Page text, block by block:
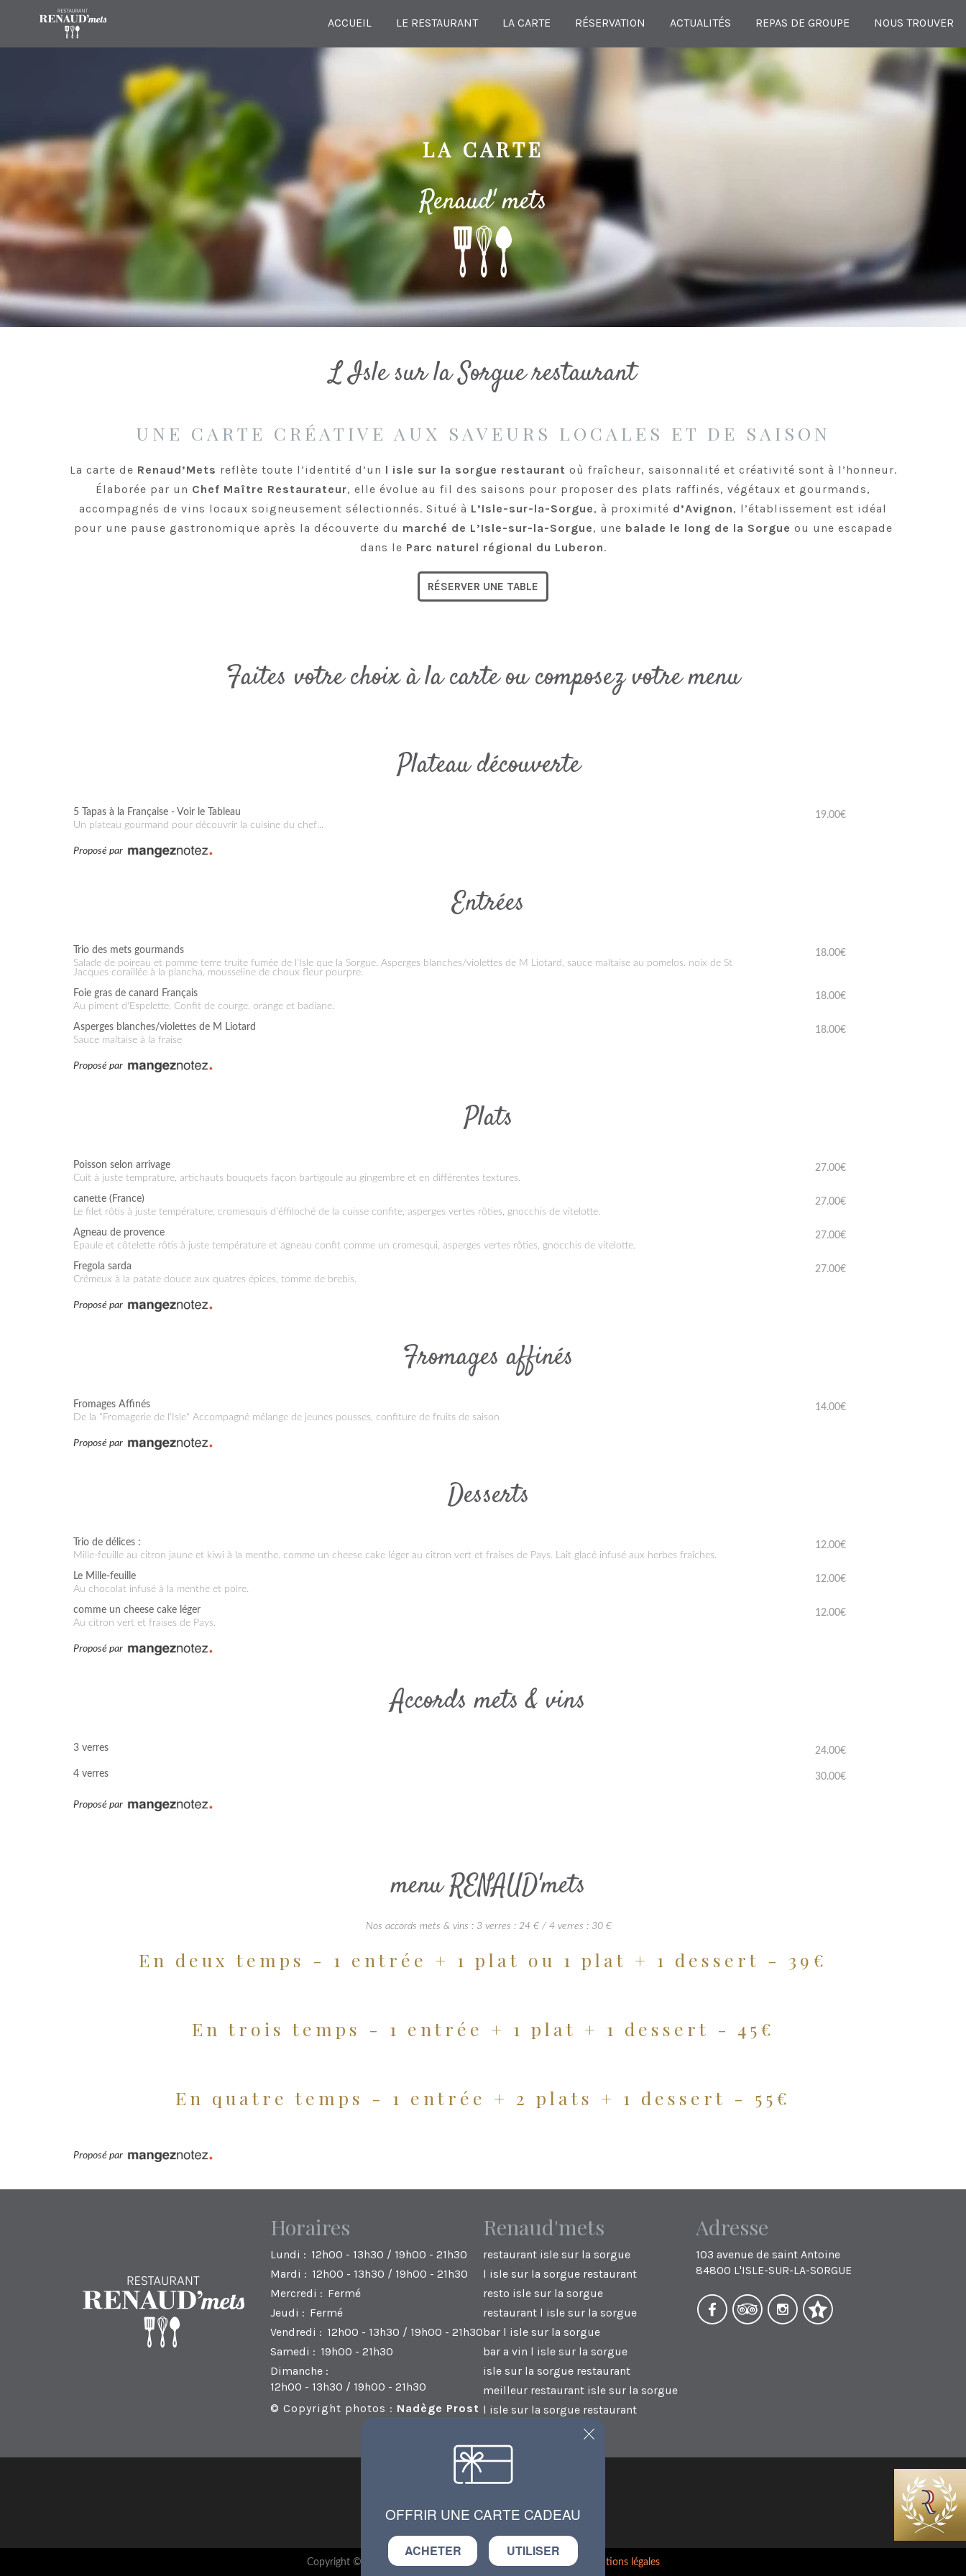
ACCUEIL LE RESTAURANT LA CARTE RÉSERVATION ACTUALITÉS REPAS DE GROUPE NOUS TROUVER
LA CARTE
Renaud' mets
L Isle sur la Sorgue restaurant
UNE CARTE CRÉATIVE AUX SAVEURS LOCALES ET DE SAISON
La carte de Renaud’Mets reflète toute l’identité d’un l isle sur la sorgue restaurant où fraîcheur, saisonnalité et créativité sont à l’honneur.
Élaborée par un Chef Maître Restaurateur, elle évolue au fil des saisons pour proposer des plats raffinés, végétaux et gourmands,
accompagnés de vins locaux soigneusement sélectionnés. Situé à L’Isle-sur-la-Sorgue, à proximité d’Avignon, l’établissement est idéal
pour une pause gastronomique après la découverte du marché de L’Isle-sur-la-Sorgue, une balade le long de la Sorgue ou une escapade
dans le Parc naturel régional du Luberon.
RÉSERVER UNE TABLE
Faites votre choix à la carte ou composez votre menu
Plateau découverte
5 Tapas à la Française - Voir le Tableau
Un plateau gourmand pour découvrir la cuisine du chef...
19.00€
Proposé par
Entrées
Trio des mets gourmands
Salade de poireau et pomme terre truite fumée de l’Isle que la Sorgue. Asperges blanches/violettes de M Liotard, sauce maltaise au pomelos. noix de St
Jacques coraillée à la plancha, mousseline de choux fleur pourpre.
18.00€
Foie gras de canard Français
au piment d'Espelette, Confit de courge, orange et badiane.
18.00€
Asperges blanches/violettes de M Liotard
sauce maltaise à la fraise
18.00€
Proposé par
Plats
Poisson selon arrivage
Cuit à juste temprature, artichauts bouquets façon bartigoule au gingembre et en différentes textures.
27.00€
canette (France)
le filet rôtis à juste température, cromesquis d’éffiloché de la cuisse confite, asperges vertes rôties, gnocchis de vitelotte.
27.00€
Agneau de provence
Epaule et côtelette rôtis à juste température et agneau confit comme un cromesqui, asperges vertes rôties, gnocchis de vitelotte.
27.00€
Fregola sarda
Crémeux à la patate douce aux quatres épices, tomme de brebis.
27.00€
Proposé par
Fromages affinés
Fromages Affinés
De la "Fromagerie de l'Isle" Accompagné mélange de jeunes pousses, confiture de fruits de saison
14.00€
Proposé par
Desserts
Trio de délices :
Mille-feuille au citron jaune et kiwi à la menthe. comme un cheese cake léger au citron vert et fraises de Pays. Lait glacé infusé aux herbes fraîches.
12.00€
Le Mille-feuille
au chocolat infusé à la menthe et poire.
12.00€
comme un cheese cake léger
au citron vert et fraises de Pays.
12.00€
Proposé par
Accords mets & vins
3 verres 24.00€
4 verres 30.00€
Proposé par
menu RENAUD'mets
Nos accords mets & vins : 3 verres : 24 € / 4 verres : 30 €
En deux temps - 1 entrée + 1 plat ou 1 plat + 1 dessert - 39€
En trois temps - 1 entrée + 1 plat + 1 dessert - 45€
En quatre temps - 1 entrée + 2 plats + 1 dessert - 55€
Proposé par
Horaires
Lundi : 12h00 - 13h30 / 19h00 - 21h30
Mardi : 12h00 - 13h30 / 19h00 - 21h30
Mercredi : Fermé
Jeudi : Fermé
Vendredi : 12h00 - 13h30 / 19h00 - 21h30
Samedi : 19h00 - 21h30
Dimanche :
12h00 - 13h30 / 19h00 - 21h30
© Copyright photos : Nadège Prost
Renaud'mets
restaurant isle sur la sorgue
l isle sur la sorgue restaurant
resto isle sur la sorgue
restaurant l isle sur la sorgue
bar l isle sur la sorgue
bar a vin l isle sur la sorgue
isle sur la sorgue restaurant
meilleur restaurant isle sur la sorgue
l isle sur la sorgue restaurant
Adresse
103 avenue de saint Antoine
84800 L'ISLE-SUR-LA-SORGUE
Copyright © 2026 Renaud'mets - Site web créé par RestoPro- mentions légales
OFFRIR UNE CARTE CADEAU
ACHETER UTILISER